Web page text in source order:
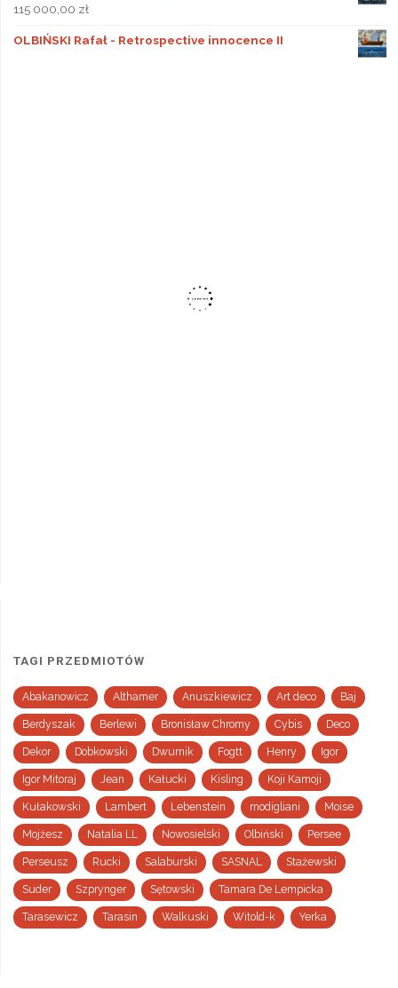
115 000,00 zł
OLBIŃSKI Rafał - Retrospective innocence II
TAGI PRZEDMIOTÓW
Abakanowicz Althamer Anuszkiewicz Art deco Baj
Berdyszak Berlewi Bronisław Chromy Cybis Deco
Dekor Dobkowski Dwurnik Fogtt Henry Igor
Igor Mitoraj Jean Kałucki Kisling Koji Kamoji
Kułakowski Lambert Lebenstein modigliani Moise
Mojżesz Natalia LL Nowosielski Olbiński Persee
Perseusz Rucki Salaburski SASNAL Stażewski
Suder Szprynger Sętowski Tamara De Lempicka
Tarasewicz Tarasin Walkuski Witold-k Yerka